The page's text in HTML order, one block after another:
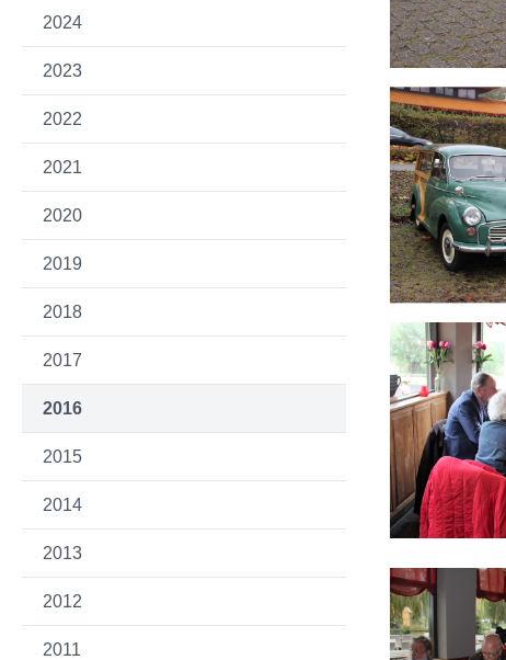
2024
2023
2022
2021
2020
2019
2018
2017
2016
2015
2014
2013
2012
2011